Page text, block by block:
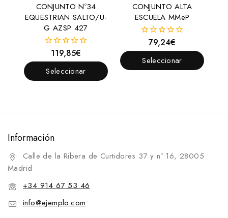
CONJUNTO Nº34
EQUESTRIAN SALTO/U-
G AZSP 427
fuera
de
119,85€
Seleccionar
CONJUNTO ALTA
ESCUELA MMeP
fuera
de
79,24€
Seleccionar
Información
Calle de la Ribera de Curtidores 37 y nº 16, 28005
Madrid
+34 914 67 53 46
info@ejemplo.com